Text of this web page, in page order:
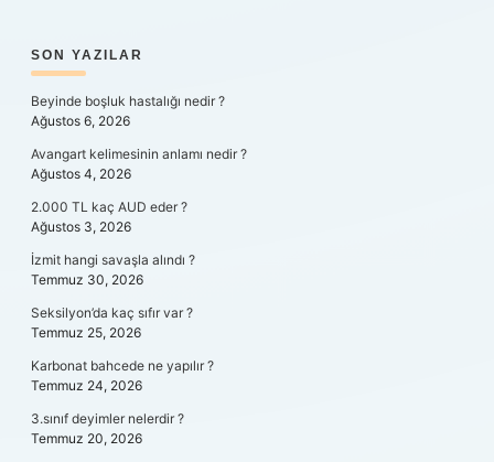
SIDEBAR
SON YAZILAR
Beyinde boşluk hastalığı nedir ?
Ağustos 6, 2026
Avangart kelimesinin anlamı nedir ?
Ağustos 4, 2026
2.000 TL kaç AUD eder ?
Ağustos 3, 2026
İzmit hangi savaşla alındı ?
Temmuz 30, 2026
Seksilyon’da kaç sıfır var ?
Temmuz 25, 2026
Karbonat bahcede ne yapılır ?
Temmuz 24, 2026
3.sınıf deyimler nelerdir ?
Temmuz 20, 2026